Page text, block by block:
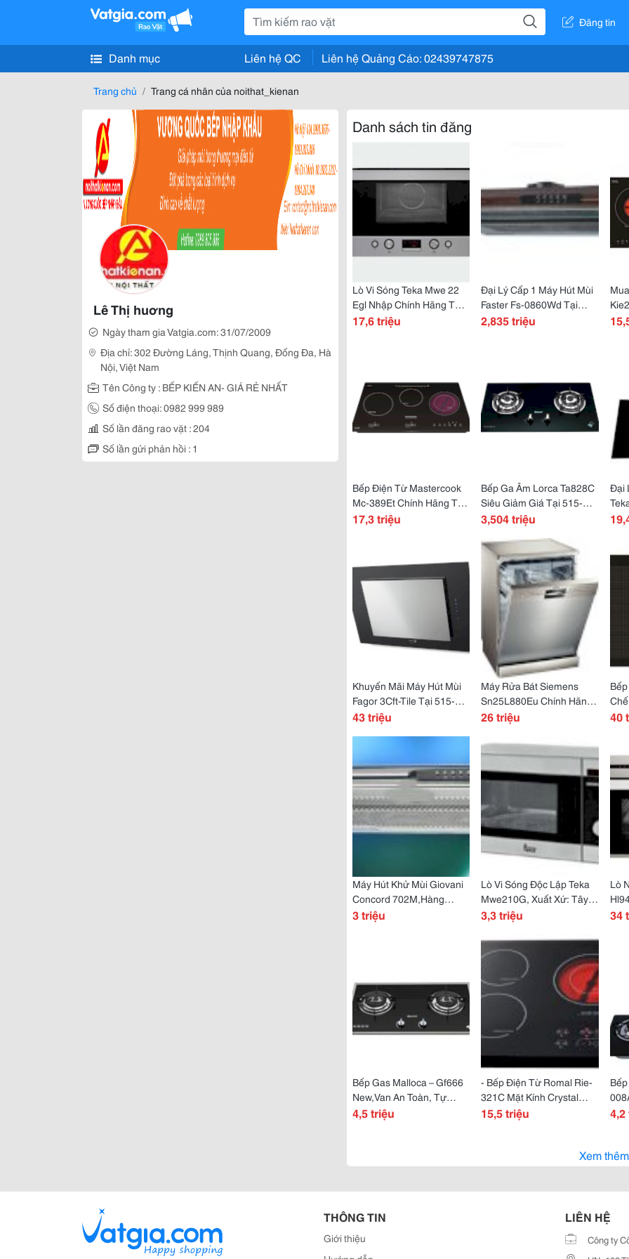
Đăng tin
Danh mục Liên hệ QC Liên hệ Quảng Cáo: 02439747875
Trang chủ Trang cá nhân của noithat_kienan
Lê Thị huơng
Ngày tham gia Vatgia.com: 31/07/2009
Địa chỉ: 302 Đường Láng, Thịnh Quang, Đống Đa, Hà
Nội, Việt Nam
Tên Công ty : BẾP KIẾN AN- GIÁ RẺ NHẤT
Số điện thoại: 0982 999 989
Số lần đăng rao vặt : 204
Số lần gửi phản hồi : 1
Danh sách tin đăng
Lò Vi Sóng Teka Mwe 22
Egl Nhập Chính Hãng Tại
515-Hoàng Văn Thụ-Tân
17,6 triệu
Đại Lý Cấp 1 Máy Hút Mùi
Faster Fs-0860Wd Tại
515-Hoàng Văn Thụ-Tân
2,835 triệu
Tại
Bếp Điện Từ Mastercook
Mc-389Et Chính Hãng Tại
515-Hoàng Văn Thụ-Tân
17,3 triệu
Bếp Ga Âm Lorca Ta828C
Siêu Giảm Giá Tại 515-
Hoàng Văn Thụ-Tân Bình-
3,504 triệu
Đại
Khuyến Mãi Máy Hút Mùi
Fagor 3Cft-Tile Tại 515-
Hoàng Văn Thụ-Tân Bình-
43 triệu
Máy Rửa Bát Siemens
Sn25L880Eu Chính Hãng
Tại 515-Hoàng Văn Thụ-
26 triệu 40
Máy Hút Khử Mùi Giovani
Concord 702M,Hàng
Chính Giá Tốt Tại Kiến An
3 triệu
Lò Vi Sóng Độc Lập Teka
Mwe210G, Xuất Xứ: Tây
Ban Nha Giá Tốt Tại Kiến
3,3 triệu
Lò
34
Bếp Gas Malloca – Gf666
New,Van An Toàn, Tự
Động Ngắt Gas
4,5 triệu
- Bếp Điện Từ Romal Rie-
321C Mặt Kính Crystal
Chống Trơn Trượt Chịu
15,5 triệu 4,2
Xem thêm
THÔNG TIN
Giới thiệu
LIÊN HỆ
Công ty